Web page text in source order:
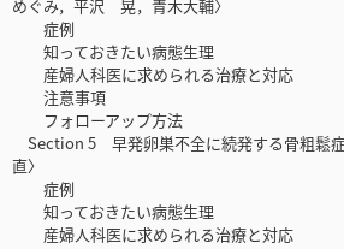
めぐみ，平沢 晃，青木大輔〉
症例
知っておきたい病態生理
産婦人科医に求められる治療と対応
注意事項
フォローアップ方法
Section 5 早発卵巣不全に続発する骨粗鬆
直〉
症例
知っておきたい病態生理
産婦人科医に求められる治療と対応